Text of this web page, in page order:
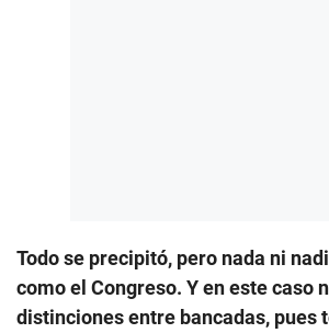
Todo se precipitó, pero nada ni
como el Congreso. Y en este caso
distinciones entre bancadas, pues